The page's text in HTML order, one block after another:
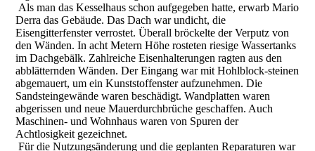
Als man das Kesselhaus schon aufgegeben hatte, erwarb Mario
Derra das Gebäude. Das Dach war undicht, die
Eisengitterfenster verrostet. Überall bröckelte der Verputz von
den Wänden. In acht Metern Höhe rosteten riesige Wassertanks
im Dachgebälk. Zahlreiche Eisenhalterungen ragten aus den
abblätternden Wänden. Der Eingang war mit Hohlblock-steinen
abgemauert, um ein Kunststoffenster aufzunehmen. Die
Sandsteingewände waren beschädigt. Wandplatten waren
abgerissen und neue Mauerdurchbrüche geschaffen. Auch
Maschinen- und Wohnhaus waren von Spuren der
Achtlosigkeit gezeichnet.
Für die Nutzungsänderung und die geplanten Reparaturen war